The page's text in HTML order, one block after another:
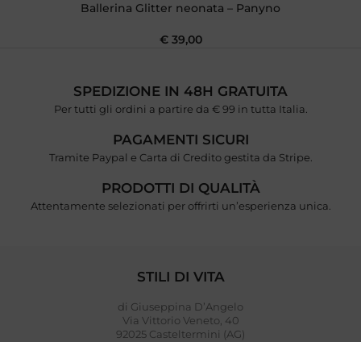
Ballerina Glitter neonata – Panyno
€39,00
SPEDIZIONE IN 48H GRATUITA
Per tutti gli ordini a partire da € 99 in tutta Italia.
PAGAMENTI SICURI
Tramite Paypal e Carta di Credito gestita da Stripe.
PRODOTTI DI QUALITÀ
Attentamente selezionati per offrirti un’esperienza unica.
STILI DI VITA
di Giuseppina D’Angelo
Via Vittorio Veneto, 40
92025 Casteltermini (AG)